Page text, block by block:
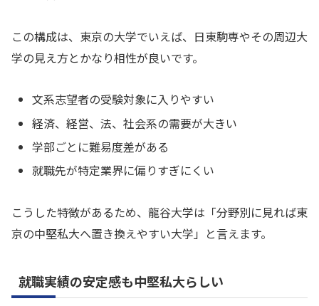
この構成は、東京の大学でいえば、日東駒専やその周辺大
学の見え方とかなり相性が良いです。
文系志望者の受験対象に入りやすい
経済、経営、法、社会系の需要が大きい
学部ごとに難易度差がある
就職先が特定業界に偏りすぎにくい
こうした特徴があるため、龍谷大学は「分野別に見れば東
京の中堅私大へ置き換えやすい大学」と言えます。
就職実績の安定感も中堅私大らしい